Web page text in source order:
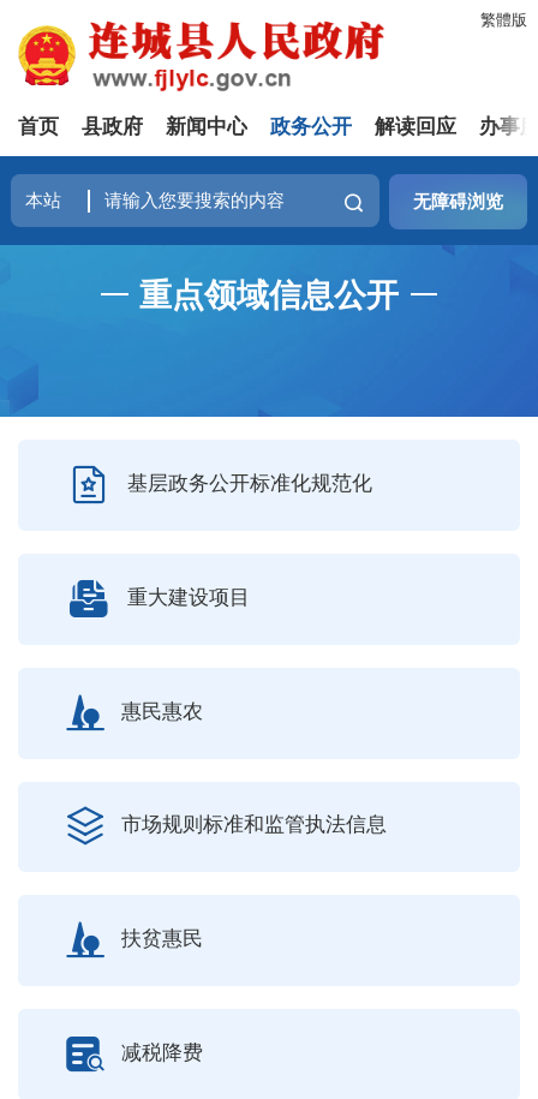
繁體版
首页 县政府 新闻中心 政务公开 解读回应 办事
无障碍浏览
重点领域信息公开
基层政务公开标准化规范化
重大建设项目
惠民惠农
市场规则标准和监管执法信息
扶贫惠民
减税降费